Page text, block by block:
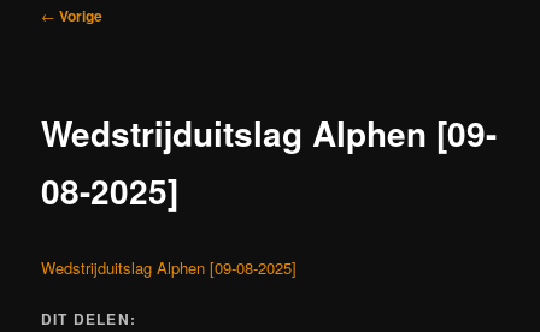
Bericht
← Vorige
Wedstrijduitslag Alphen [09-
08-2025]
Wedstrijduitslag Alphen [09-08-2025]
DIT DELEN: